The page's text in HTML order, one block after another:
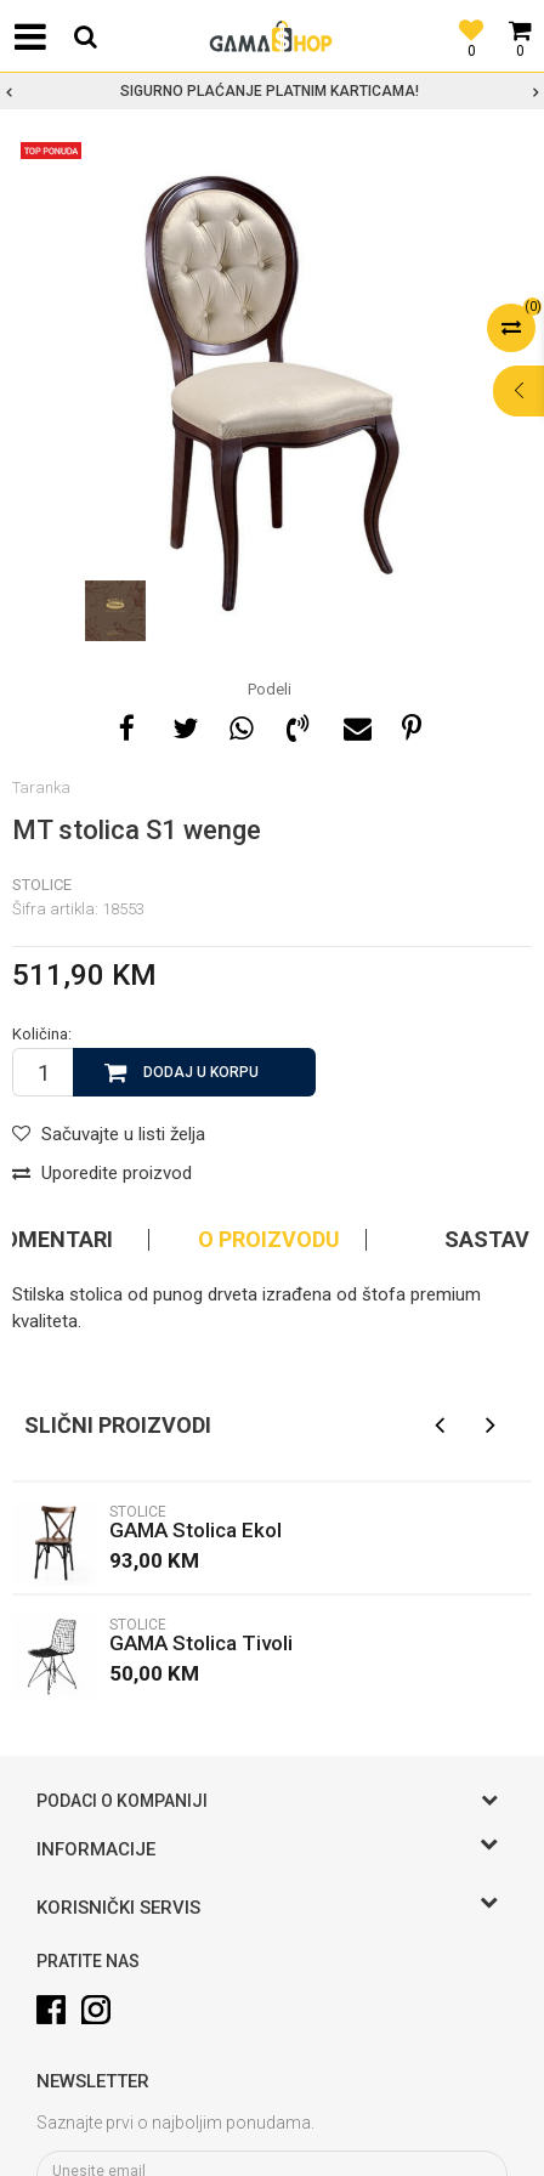
0
0
SIGURNO PLAĆANJE PLATNIM KARTICAMA!
(0)
Podeli
Taranka
MT stolica S1 wenge
STOLICE
Šifra artikla: 18553
511,90 KM
Količina:
DODAJ U KORPU
Sačuvajte u listi želja
Uporedite proizvod
POMOĆ PRI
KUPOVINI
O PROIZVODU SASTAV
Stilska stolica od punog drveta izrađena od štofa premium
kvaliteta.
Poruka
SLIČNI PROIZVODI
STOLICE
GAMA Stolica Ekol
93,00 KM
STOLICE
GAMA Stolica Tivoli
50,00 KM
PODACI O KOMPANIJI
Gama S doo
Adresa
Telefon:
Email:
Račun
3381902212258898
PIB:
INFORMACIJE
O nama
KORISNIČKI SERVIS
Uslovi korišćenja i prodaje
Kako kupiti
Plaćanje karticama
Isporuka
PRATITE NAS
NEWSLETTER
Saznajte prvi o najboljim ponudama.